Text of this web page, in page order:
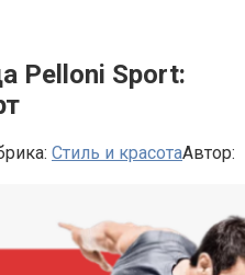
Pelloni Sport:
Стиль и красотаАвтор: